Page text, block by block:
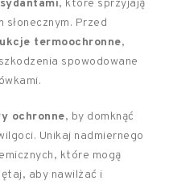
, które sprzyjają
Przed
termoochronne,
spowodowane
ochronne, by domknąć
Unikaj nadmiernego
które mogą
aby nawilżać i